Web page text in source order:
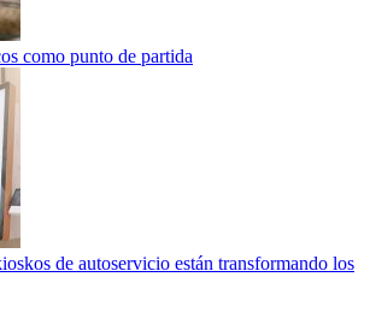
como punto de partida
de autoservicio están transformando los